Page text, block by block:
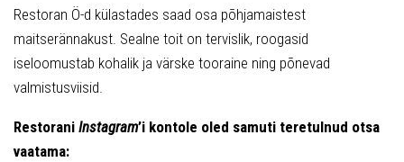
Restoran Ö-d külastades saad osa põhjamaistest
maitserännakust. Sealne toit on tervislik, roogasid
iseloomustab kohalik ja värske tooraine ning põnevad
valmistusviisid.
Restorani Instagram’i kontole oled samuti teretulnud otsa
vaatama: